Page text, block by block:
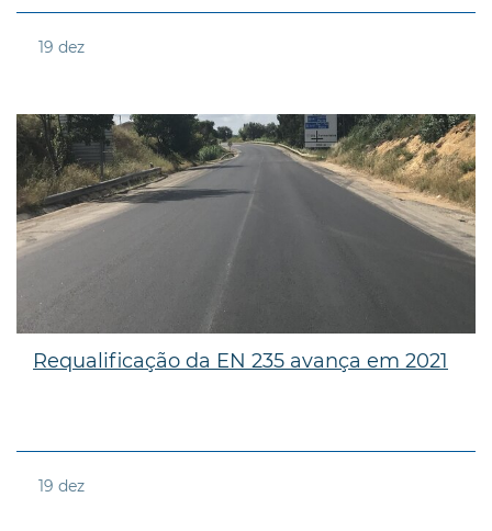
19 dez
Requalificação da EN 235 avança em 2021
19 dez